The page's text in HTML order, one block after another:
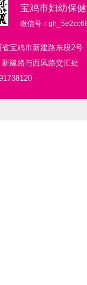
宝鸡市妇幼保
微信号：
宝鸡市新建路东段2号
建路与西凤路交汇处